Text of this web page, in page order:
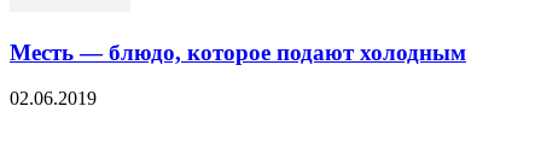
Месть — блюдо, которое подают холодным
02.06.2019